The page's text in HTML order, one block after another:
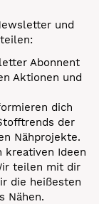
und
Abonnent
Aktionen und
dich
der
Nähprojekte.
kreativen Ideen
teilen mit dir
die heißesten
Nähen.